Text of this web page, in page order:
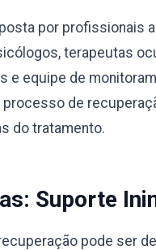
por profissionais
terapeutas
equipe de
de
do tratamento.
Suporte
pode ser